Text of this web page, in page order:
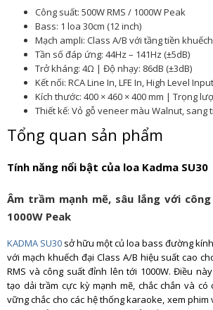
Công suất: 500W RMS / 1000W Peak
Bass: 1 loa 30cm (12 inch)
Mạch ampli: Class A/B với tầng tiền
Tần số đáp ứng: 44Hz – 141Hz (±5dB)
Trở kháng: 4Ω | Độ nhạy: 86dB (±3dB)
Kết nối: RCA Line In, LFE In, High Level Input
Kích thước: 400 × 460 × 400 mm | Trọng
Thiết kế: Vỏ gỗ veneer màu Walnut, sang
Tổng quan sản phẩm
Tính năng nổi bật của loa Kadma SU30
Âm trầm mạnh mẽ, sâu lắng với
1000W Peak
KADMA SU30 sở hữu một củ loa bass đường
với mạch khuếch đại Class A/B hiệu suất cao
RMS và công suất đỉnh lên tới 1000W. Điều
tạo dải trầm cực kỳ mạnh mẽ, chắc chắn và có
vững chắc cho các hệ thống karaoke, xem phim